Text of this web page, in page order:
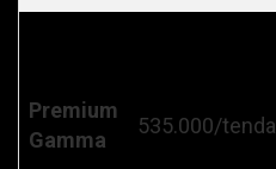
Premium
Gamma
535.000/tenda